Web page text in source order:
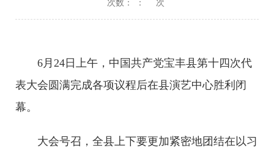
次数：
： 次
6月24日上午，中国共产党宝丰县第十四次代
表大会圆满完成各项议程后在县演艺中心胜利闭
幕。
大会号召，全县上下要更加紧密地团结在以习